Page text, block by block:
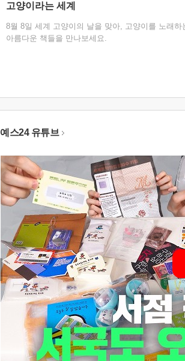
고양이라는 세계
8월 8일 세계 고양이의 날을 맞아, 고양이를 노래하
아름다운 책들을 만나보세요.
예스24 유튜브